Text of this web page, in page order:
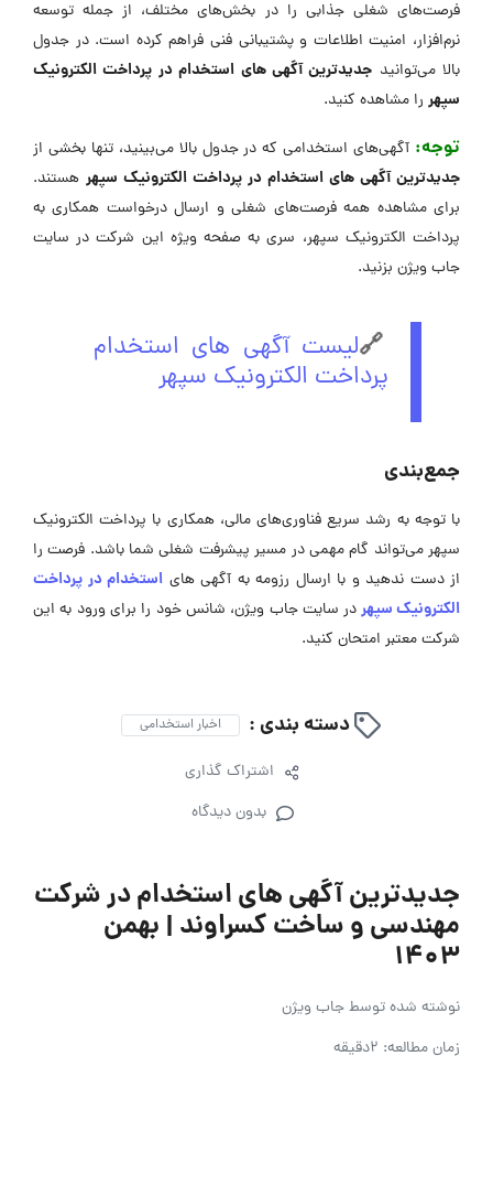
فرصت‌های شغلی جذابی را در بخش‌های مختلف، از جمله توسعه
نرم‌افزار، امنیت اطلاعات و پشتیبانی فنی فراهم کرده است. در جدول
بالا می‌توانید جدیدترین آگهی های استخدام در پرداخت الکترونیک
سپهر را مشاهده کنید.
توجه: آگهی‌های استخدامی که در جدول بالا می‌بینید، تنها بخشی از
جدیدترین آگهی های استخدام در پرداخت الکترونیک سپهر هستند.
برای مشاهده همه فرصت‌های شغلی و ارسال درخواست همکاری به
پرداخت الکترونیک سپهر، سری به صفحه ویژه این شرکت در ‌سایت
جاب ویژن بزنید.
🔗لیست آگهی های استخدام
پرداخت الکترونیک سپهر
جمع‌بندی
با توجه به رشد سریع فناوری‌های مالی، همکاری با پرداخت الکترونیک
سپهر می‌تواند گام مهمی در مسیر پیشرفت شغلی شما باشد. فرصت را
از دست ندهید و با ارسال رزومه به آگهی ‌های استخدام در پرداخت
الکترونیک سپهردر سایت جاب ویژن، شانس خود را برای ورود به این
شرکت معتبر امتحان کنید.
دسته بندی : اخبار استخدامی
اشتراک گذاری
بدون دیدگاه
جدیدترین آگهی های استخدام در شرکت
مهندسی و ساخت کسراوند | بهمن
۱۴۰۳
نوشته شده توسطجاب ویژن
زمان مطالعه: 2دقیقه